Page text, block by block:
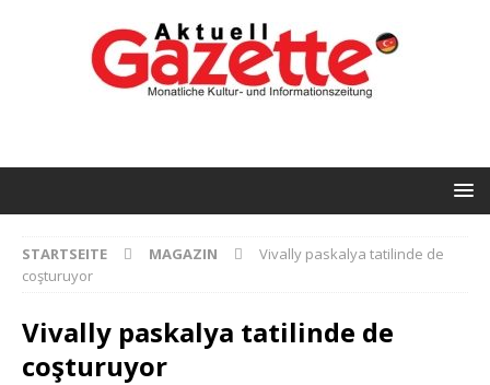
STARTSEITE MAGAZIN
Vivally paskalya tatilinde de
coşturuyor
Vivally paskalya tatilinde de
coşturuyor